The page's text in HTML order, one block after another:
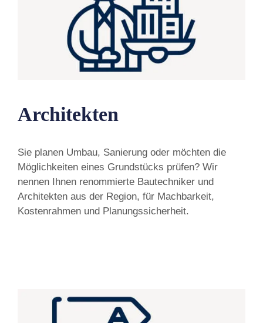
Architekten
Sie planen Umbau, Sanierung oder möchten die
Möglichkeiten eines Grundstücks prüfen? Wir
nennen Ihnen renommierte Bautechniker und
Architekten aus der Region, für Machbarkeit,
Kostenrahmen und Planungssicherheit.